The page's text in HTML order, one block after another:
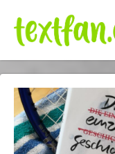
Inhalt
springen